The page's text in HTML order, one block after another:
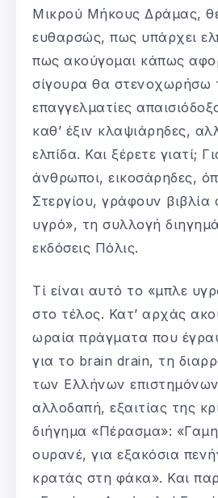
Μικρού Μήκους Δράμας,
ευθαρσώς, πως υπάρχει
πως ακούγομαι κάπως
σίγουρα θα στενοχωρήσω
επαγγελματίες
καθ’ έξιν κλαψιάρηδες,
ελπίδα. Και ξέρετε γιατί;
άνθρωποι, εικοσάρηδες,
Στεργίου, γράφουν
υγρό», τη συλλογή
εκδόσεις Πόλις.
Τί είναι αυτό το «μπλε
στο τέλος. Κατ’ αρχάς
ωραία πράγματα που
για το brain drain, τη
των Ελλήνων
αλλοδαπή, εξαιτίας της
διήγημα «Πέρασμα»:
ουρανέ, για εξακόσια
κρατάς στη φάκα». Και